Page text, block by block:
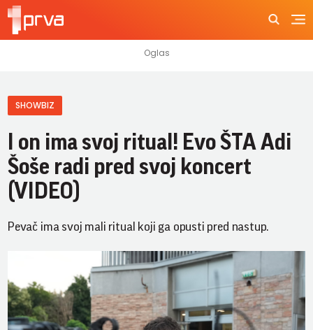
SHOWBIZ
I on ima svoj ritual! Evo ŠTA Adi
Šoše radi pred svoj koncert
(VIDEO)
Pevač ima svoj mali ritual koji ga opusti pred nastup.